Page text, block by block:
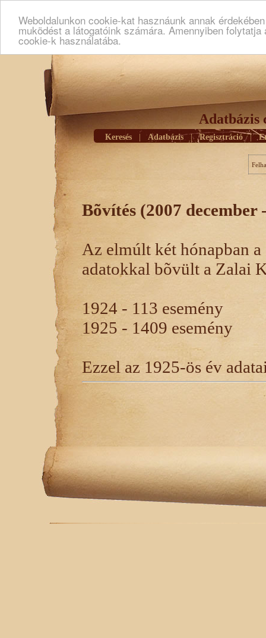
Weboldalunkon cookie-kat hasznáunk annak
muködést a látogatóink számára. Amennyiben
cookie-k használatába.
Adatbázis
Keresés Adatbázis | Regisztráció |
Bõvítés (2007
Az elmúlt két hónapban
adatokkal bõvült a Zalai
1924 - 113 esemény
1925 - 1409 esemény
Ezzel az 1925-ös év